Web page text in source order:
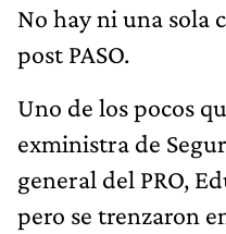
No hay ni una sola
post PASO.
Uno de los pocos
exministra de
general del PRO,
pero se trenzaron